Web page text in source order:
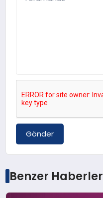
Gönder
Benzer Haberler